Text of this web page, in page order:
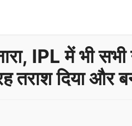
IPL में भी सभी
तराश दिया और